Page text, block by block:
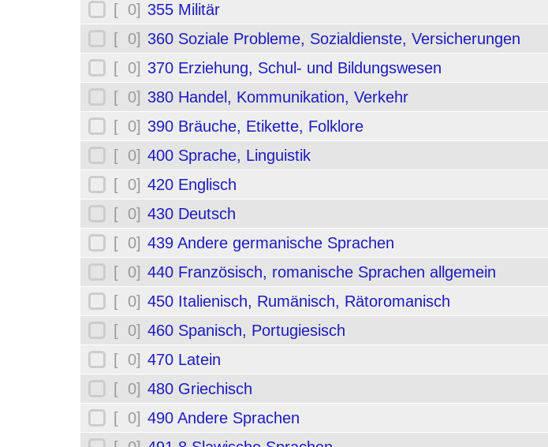
[ 0] 355 Militär
[ 0] 360 Soziale Probleme, Sozialdienste, Versicherungen
[ 0] 370 Erziehung, Schul- und Bildungswesen
[ 0] 380 Handel, Kommunikation, Verkehr
[ 0] 390 Bräuche, Etikette, Folklore
[ 0] 400 Sprache, Linguistik
[ 0] 420 Englisch
[ 0] 430 Deutsch
[ 0] 439 Andere germanische Sprachen
[ 0] 440 Französisch, romanische Sprachen allgemein
[ 0] 450 Italienisch, Rumänisch, Rätoromanisch
[ 0] 460 Spanisch, Portugiesisch
[ 0] 470 Latein
[ 0] 480 Griechisch
[ 0] 490 Andere Sprachen